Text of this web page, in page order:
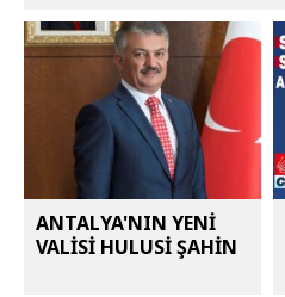
ANTALYA'NIN YENİ
VALİSİ HULUSİ ŞAHİN